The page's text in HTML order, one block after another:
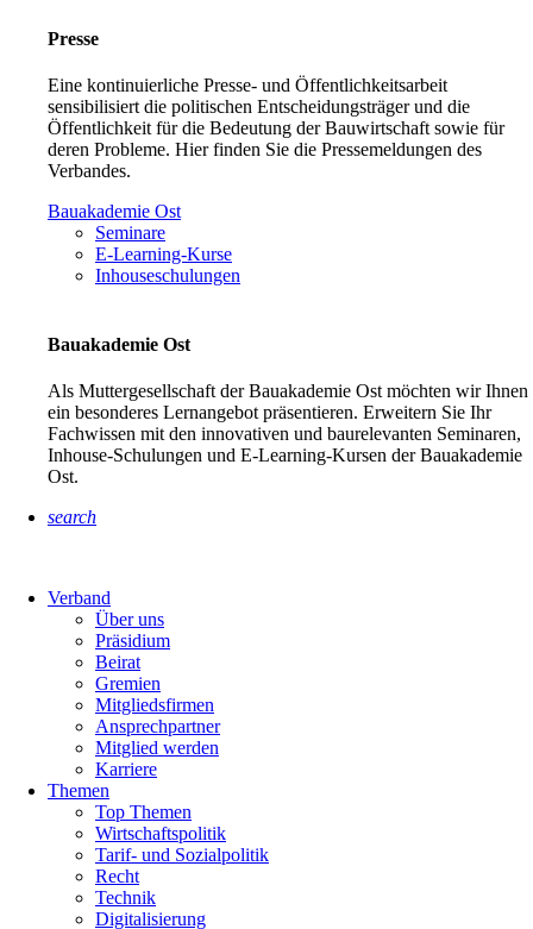
Presse
Eine kontinuierliche Presse- und Öffentlichkeitsarbeit
sensibilisiert die politischen Entscheidungsträger und die
Öffentlichkeit für die Bedeutung der Bauwirtschaft sowie für
deren Probleme. Hier finden Sie die Pressemeldungen des
Verbandes.
Bauakademie Ost
Seminare
E-Learning-Kurse
Inhouseschulungen
Bauakademie Ost
Als Muttergesellschaft der Bauakademie Ost möchten wir Ihnen
ein besonderes Lernangebot präsentieren. Erweitern Sie Ihr
Fachwissen mit den innovativen und baurelevanten Seminaren,
Inhouse-Schulungen und E-Learning-Kursen der Bauakademie
Ost.
search
Verband
Über uns
Präsidium
Beirat
Gremien
Mitgliedsfirmen
Ansprechpartner
Mitglied werden
Karriere
Themen
Top Themen
Wirtschaftspolitik
Tarif- und Sozialpolitik
Recht
Technik
Digitalisierung